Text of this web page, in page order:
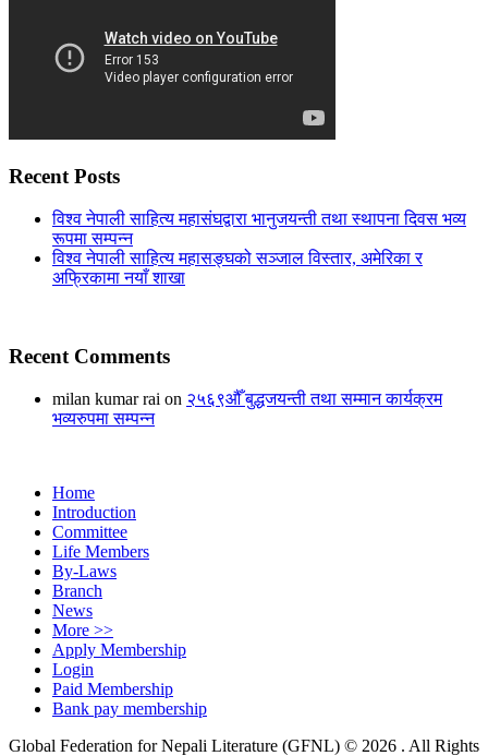
Recent Posts
विश्व नेपाली साहित्य महासंघद्वारा भानुजयन्ती तथा स्थापना दिवस भव्य
रूपमा सम्पन्न
विश्व नेपाली साहित्य महासङ्घको सञ्जाल विस्तार, अमेरिका र
अफ्रिकामा नयाँ शाखा
Recent Comments
milan kumar rai on २५६९औँ बुद्धजयन्ती तथा सम्मान कार्यक्रम
भव्यरुपमा सम्पन्न
Footer
Menu
Home
Introduction
Committee
Life Members
By-Laws
Branch
News
More >>
Apply Membership
Login
Paid Membership
Bank pay membership
Global Federation for Nepali Literature (GFNL) © 2026 . All Rights